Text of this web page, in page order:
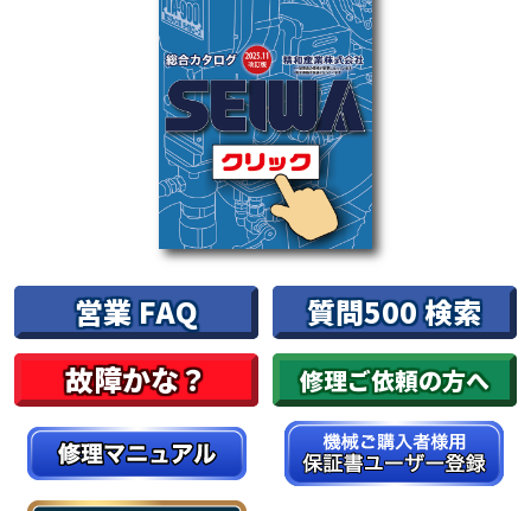
営業 FAQ
質問500 検索
故障かな？
修理ご依頼の方へ